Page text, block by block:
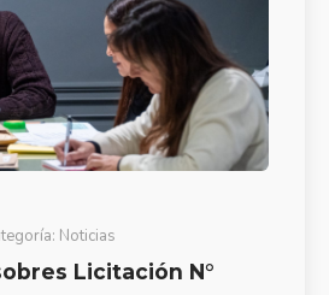
Noticias
Licitación N°